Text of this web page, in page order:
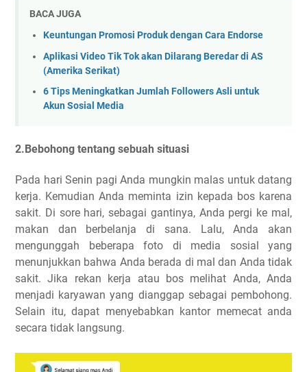
BACA JUGA
Keuntungan Promosi Produk dengan Cara Endorse
Aplikasi Video Tik Tok akan Dilarang Beredar di AS
(Amerika Serikat)
6 Tips Meningkatkan Jumlah Followers Asli untuk
Akun Sosial Media
2.Bebohong tentang sebuah situasi
Pada hari Senin pagi Anda mungkin malas untuk datang
kerja. Kemudian Anda meminta izin kepada bos karena
sakit. Di sore hari, sebagai gantinya, Anda pergi ke mal,
makan dan berbelanja di sana. Lalu, Anda akan
mengunggah beberapa foto di media sosial yang
menunjukkan bahwa Anda berada di mal dan Anda tidak
sakit. Jika rekan kerja atau bos melihat Anda, Anda
menjadi karyawan yang dianggap sebagai pembohong.
Selain itu, dapat menyebabkan kantor memecat anda
secara tidak langsung.